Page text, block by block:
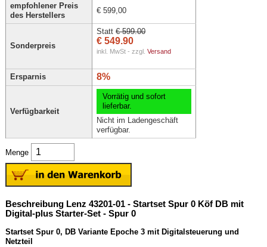
empfohlener Preis
des Herstellers
€ 599,00
Sonderpreis
Statt € 599.00
€ 549.90
inkl. MwSt - zzgl. Versand
Ersparnis 8%
Verfügbarkeit
Vorrätig und sofort
lieferbar.
Nicht im Ladengeschäft
verfügbar.
Menge
Beschreibung Lenz 43201-01 - Startset Spur 0 Köf DB mit
Digital-plus Starter-Set - Spur 0
Startset Spur 0, DB Variante Epoche 3 mit Digitalsteuerung und
Netzteil